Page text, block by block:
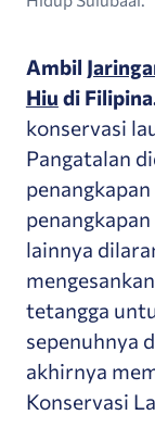
Ambil
Hiu di
konservasi
Pangatalan
lainnya
tetangga
sepenuhnya
akhirnya
Konservasi